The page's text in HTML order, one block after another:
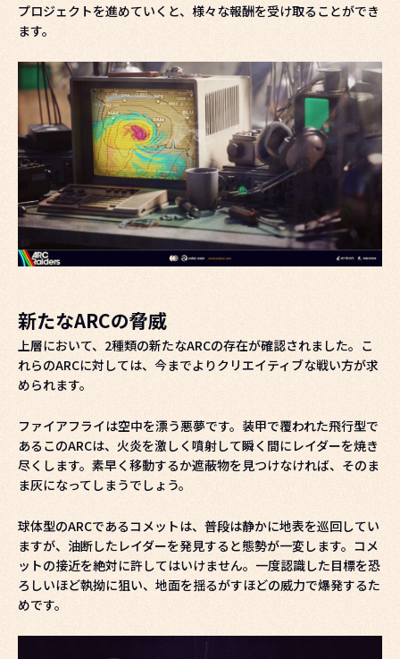
プロジェクトを進めていくと、様々な報酬を受け取ることができ
ます。
新たなARCの脅威
上層において、2種類の新たなARCの存在が確認されました。こ
れらのARCに対しては、今までよりクリエイティブな戦い方が求
められます。
ファイアフライは空中を漂う悪夢です。装甲で覆われた飛行型で
あるこのARCは、火炎を激しく噴射して瞬く間にレイダーを焼き
尽くします。素早く移動するか遮蔽物を見つけなければ、そのま
ま灰になってしまうでしょう。
球体型のARCであるコメットは、普段は静かに地表を巡回してい
ますが、油断したレイダーを発見すると態勢が一変します。コメ
ットの接近を絶対に許してはいけません。一度認識した目標を恐
ろしいほど執拗に狙い、地面を揺るがすほどの威力で爆発するた
めです。